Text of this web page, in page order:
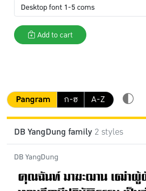
Add to cart
Pangram ก-ฮ A-Z
DB YangDung family2 styles
DB YangDung